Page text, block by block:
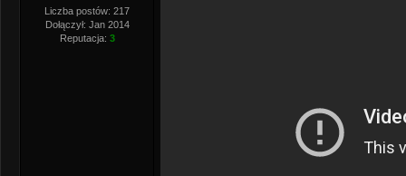
Liczba postów: 217
Dołączył: Jan 2014
Reputacja: 3